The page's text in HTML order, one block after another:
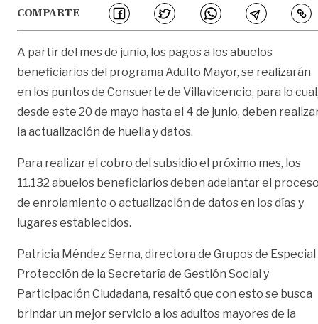
COMPARTE
A partir del mes de junio, los pagos a los abuelos
beneficiarios del programa Adulto Mayor, se realizarán
en los puntos de Consuerte de Villavicencio, para lo
desde este 20 de mayo hasta el 4 de junio, deben
la actualización de huella y datos.
Para realizar el cobro del subsidio el próximo mes, los
11.132 abuelos beneficiarios deben adelantar el
de enrolamiento o actualización de datos en los días y
lugares establecidos.
Patricia Méndez Serna, directora de Grupos de Especial
Protección de la Secretaría de Gestión Social y
Participación Ciudadana, resaltó que con esto se busca
brindar un mejor servicio a los adultos mayores de la